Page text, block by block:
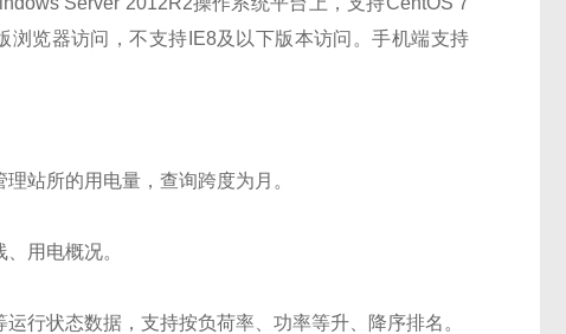
浏览器访问，不支持IE8及以下版本访问。手机端支持
站所的用电量，查询跨度为月。
用电概况。
行状态数据，支持按负荷率、功率等升、降序排名。